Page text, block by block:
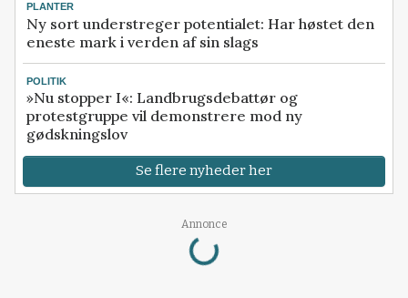
PLANTER
Ny sort understreger potentialet: Har høstet den
eneste mark i verden af sin slags
POLITIK
»Nu stopper I«: Landbrugsdebattør og
protestgruppe vil demonstrere mod ny
gødskningslov
Se flere nyheder her
Annonce
Loading...